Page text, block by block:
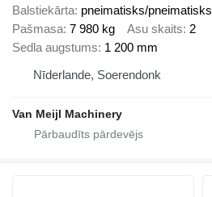
Balstiekārta pneimatisks/pneimatisks
Pašmasa 7 980 kg Asu skaits 2
Sedla augstums 1 200 mm
Nīderlande, Soerendonk
Van Meijl Machinery